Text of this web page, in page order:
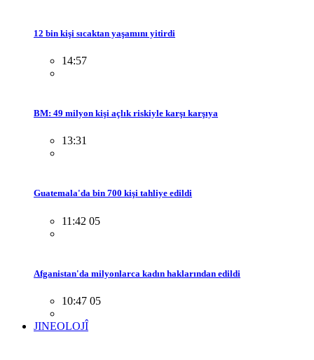
12 bin kişi sıcaktan yaşamını yitirdi
14:57
BM: 49 milyon kişi açlık riskiyle karşı karşıya
13:31
Guatemala'da bin 700 kişi tahliye edildi
11:42 05
Afganistan'da milyonlarca kadın haklarından edildi
10:47 05
JINEOLOJÎ